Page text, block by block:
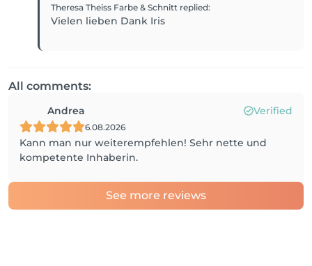
Theresa Theiss Farbe & Schnitt replied:
Vielen lieben Dank Iris
All comments:
Andrea Verified
6.08.2026
Kann man nur weiterempfehlen! Sehr nette und
kompetente Inhaberin.
See more reviews